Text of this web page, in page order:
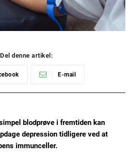
Del denne artikel:
E-mail
blodprøve i fremtiden kan
depression tidligere ved at
immunceller.